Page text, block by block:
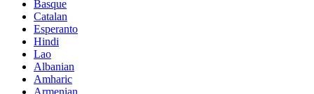
Basque
Catalan
Esperanto
Hindi
Lao
Albanian
Amharic